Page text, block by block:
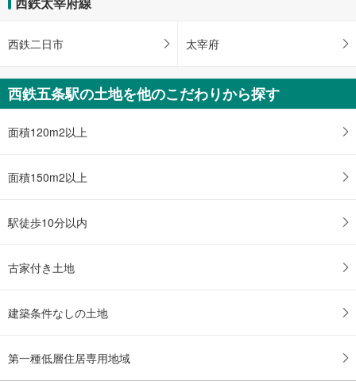
西鉄二日市 太宰府
西鉄五条駅の土地を他のこだわりから探す
面積120m2以上
面積150m2以上
駅徒歩10分以内
古家付き土地
建築条件なしの土地
第一種低層住居専用地域